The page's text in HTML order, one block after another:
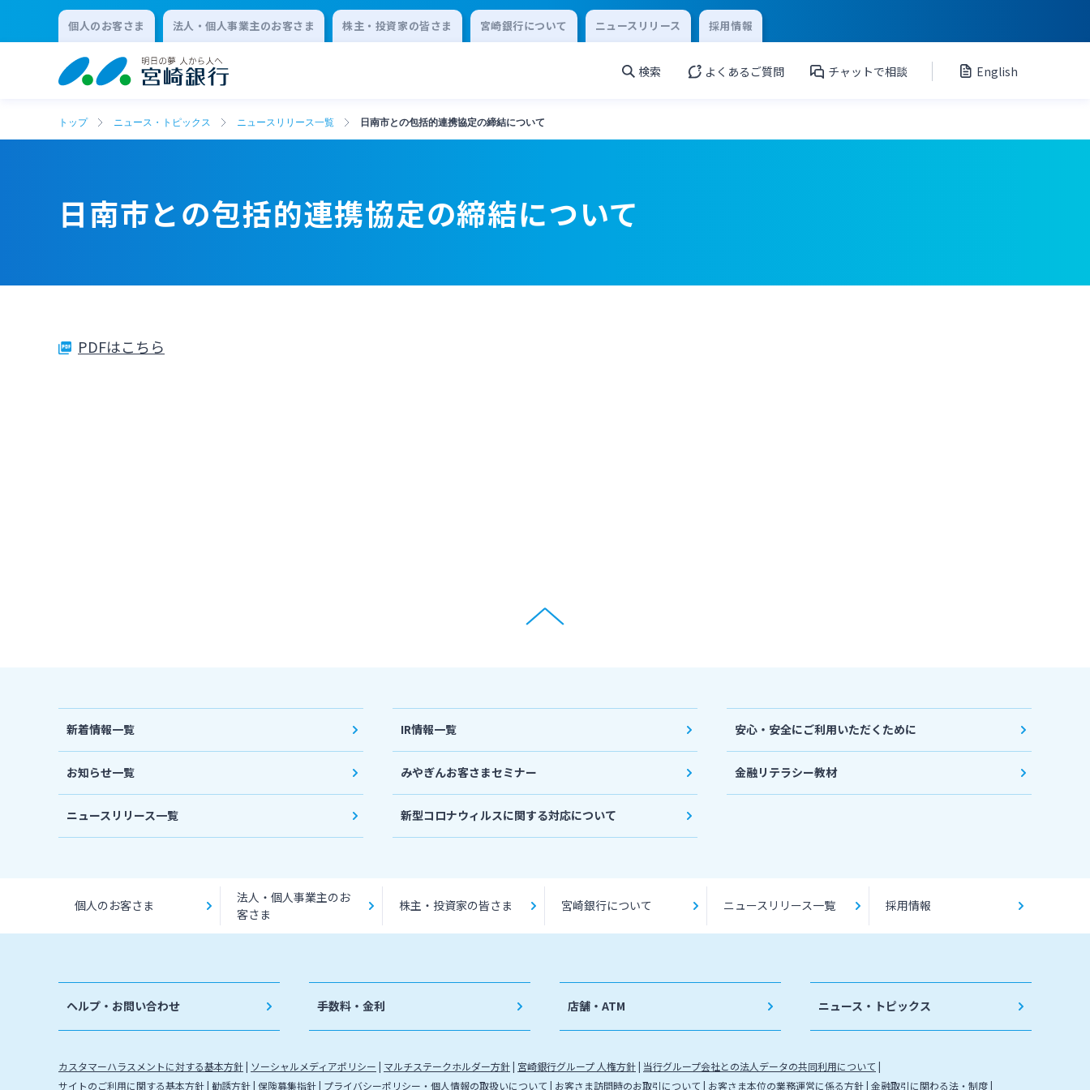
個人のお客さま 法人・個人事業主のお客さま 株主・投資家の皆さま 宮崎銀行について ニュースリリース 採用情報
検索 よくあるご質問 チャットで相談 English
トップ ニュース・トピックス ニュースリリース一覧 日南市との包括的連携協定の締結について
日南市との包括的連携協定の締結について
PDFはこちら
新着情報一覧
お知らせ一覧
ニュースリリース一覧
IR情報一覧
みやぎんお客さまセミナー
新型コロナウィルスに関する対応について
安心・安全にご利用いただくために
金融リテラシー教材
個人のお客さま
法人・個人事業主のお
客さま
株主・投資家の皆さま 宮崎銀行について ニュースリリース一覧 採用情報
ヘルプ・お問い合わせ 手数料・金利 店舗・ATM ニュース・トピックス
カスタマーハラスメントに対する基本方針 ソーシャルメディアポリシー マルチステークホルダー方針 宮崎銀行グループ 人権方針 当行グループ会社との法人データの共同利用について
サイトのご利用に関する基本方針 勧誘方針 保険募集指針 プライバシーポリシー・個人情報の取扱いについて お客さま訪問時のお取引について お客さま本位の業務運営に係る方針 金融取引に関わる法・制度